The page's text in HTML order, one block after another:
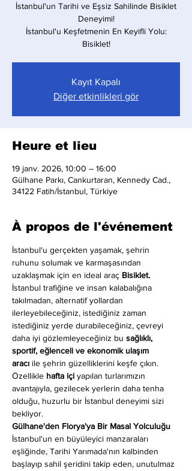
İstanbul'un Tarihi ve Eşsiz Sahilinde Bisiklet
Deneyimi!
İstanbul'u Keşfetmenin En Keyifli Yolu:
Bisiklet!
Kayıt Kapalı
Diğer etkinlikleri gör
Heure et lieu
19 janv. 2026, 10:00 – 16:00
Gülhane Parkı, Cankurtaran, Kennedy Cad.,
34122 Fatih/İstanbul, Türkiye
À propos de l'événement
İstanbul'u gerçekten yaşamak, şehrin
ruhunu solumak ve karmaşasından
uzaklaşmak için en ideal araç Bisiklet.
İstanbul trafiğine ve insan kalabalığına
takılmadan, alternatif yollardan
ilerleyebileceğiniz, istediğiniz zaman
istediğiniz yerde durabileceğiniz, çevreyi
daha iyi gözlemleyeceğiniz bu sağlıklı,
sportif, eğlenceli ve ekonomik ulaşım
aracı ile şehrin güzelliklerini keşfe çıkın.
Özellikle hafta içi yapılan turlarımızın
avantajıyla, gezilecek yerlerin daha tenha
olduğu, huzurlu bir İstanbul deneyimi sizi
bekliyor.
Gülhane'den Florya'ya Bir Masal Yolculuğu
İstanbul'un en büyüleyici manzaraları
eşliğinde, Tarihi Yarımada'nın kalbinden
başlayıp sahil şeridini takip eden, unutulmaz